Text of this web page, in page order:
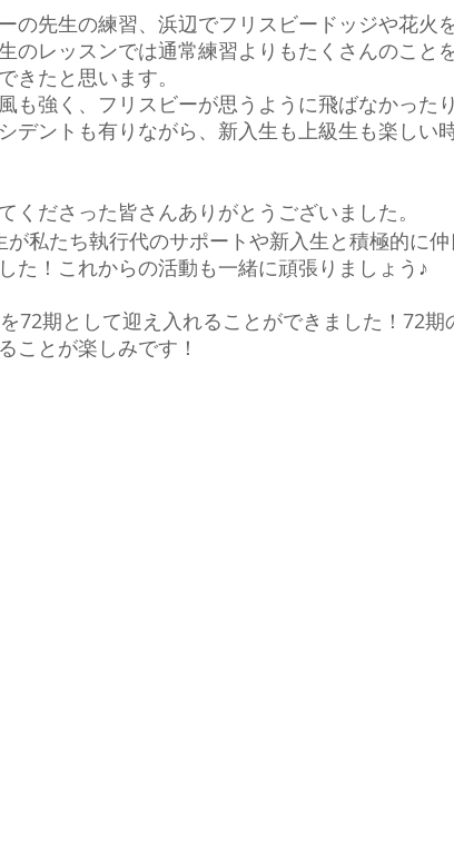
の先生の練習、浜辺でフリスビードッジや花火
のレッスンでは通常練習よりもたくさんのこと
きたと思います。
も強く、フリスビーが思うように飛ばなかった
デントも有りながら、新入生も上級生も楽しい
くださった皆さんありがとうございました。
私たち執行代のサポートや新入生と積極的に仲
た！これからの活動も一緒に頑張りましょう♪
72期として迎え入れることができました！72期
ことが楽しみです！